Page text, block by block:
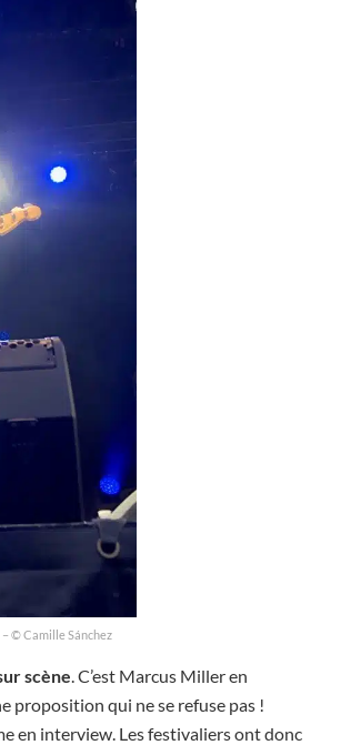
© Camille Sánchez
scène. C’est Marcus Miller en
proposition qui ne se refuse pas !
en interview. Les festivaliers ont donc